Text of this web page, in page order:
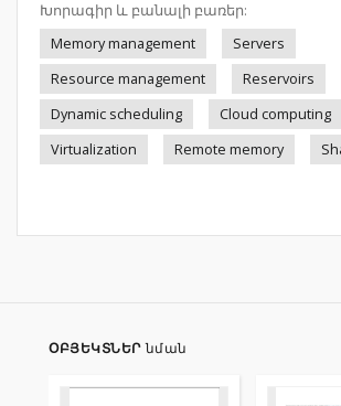
Խորագիր և բանալի բառեր:
Memory management
Servers
Resource management
Reservoirs
Dynamic scheduling
Cloud computing
Virtualization
Remote memory
ՕԲՅԵԿՏՆԵՐ նման